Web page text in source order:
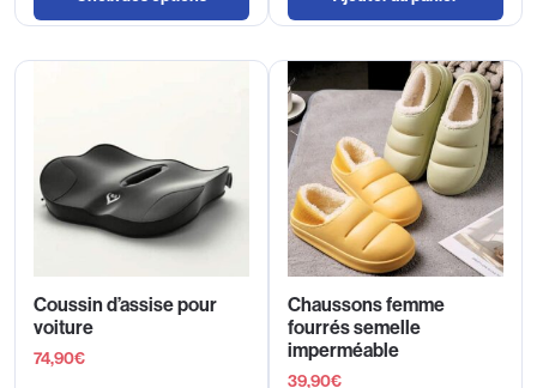
Coussin d’assise pour
voiture
74,90€
Chaussons femme
fourrés semelle
imperméable
39,90€